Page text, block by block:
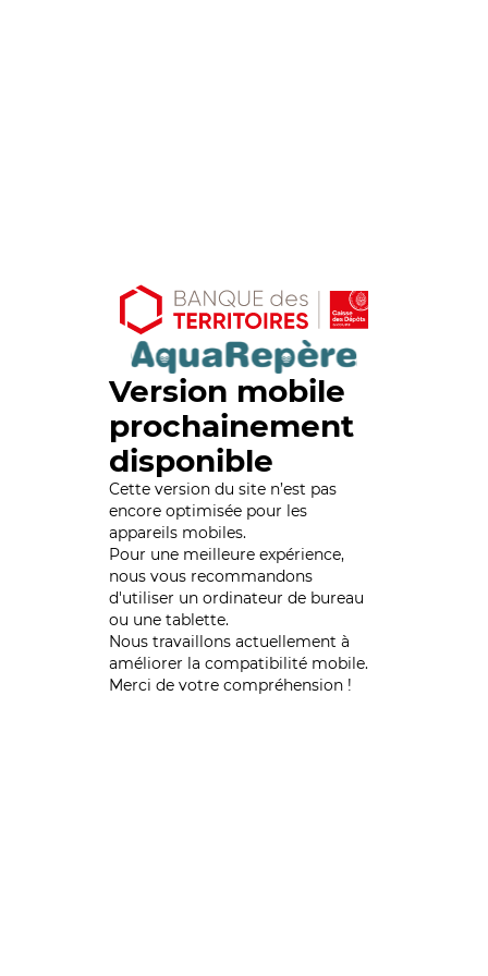
Version mobile
prochainement
disponible
Cette version du site n’est pas
encore optimisée pour les
appareils mobiles.
Pour une meilleure expérience,
nous vous recommandons
d'utiliser un ordinateur de bureau
ou une tablette.
Nous travaillons actuellement à
améliorer la compatibilité mobile.
Merci de votre compréhension !